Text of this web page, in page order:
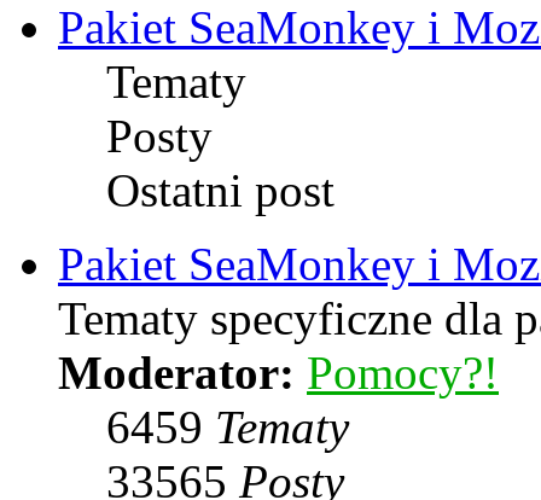
Pakiet SeaMonkey i
Tematy
Posty
Ostatni post
Pakiet SeaMonkey i
Tematy specyficzne dla
Moderator: Pomocy?!
6459 Tematy
33565 Posty